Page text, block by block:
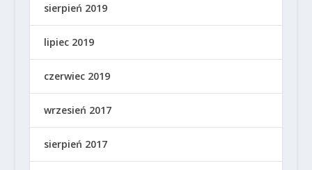
sierpień 2019
lipiec 2019
czerwiec 2019
wrzesień 2017
sierpień 2017